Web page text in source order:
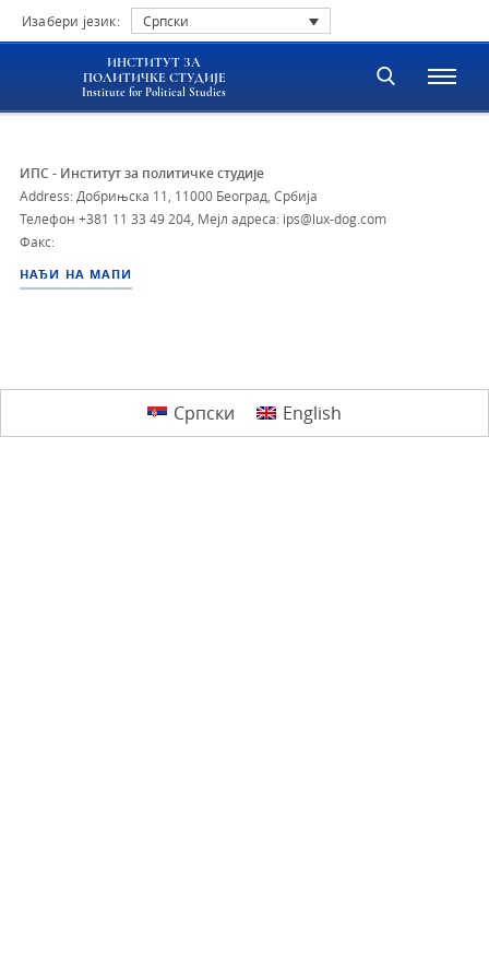
Изабери језик: Српски
ИНСТИТУТ ЗА
ПОЛИТИЧКЕ СТУДИЈЕ
Institute for Political Studies
ИПС - Институт за политичке студије
Address: Добрињска 11, 11000 Београд, Србија
Телефон +381 11 33 49 204 Мејл адреса: ips@lux-dog.com
Факс:
НАЂИ НА МАПИ
Српски English